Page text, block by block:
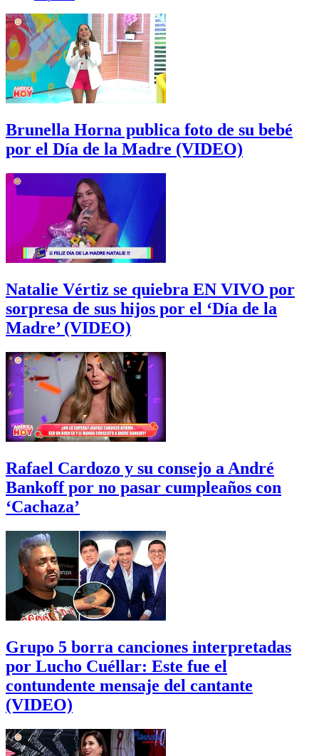
Brunella Horna publica foto de su bebé
por el Día de la Madre (VIDEO)
Natalie Vértiz se quiebra EN VIVO por
sorpresa de sus hijos por el ‘Día de la
Madre’ (VIDEO)
Rafael Cardozo y su consejo a André
Bankoff por no pasar cumpleaños con
‘Cachaza’
Grupo 5 borra canciones interpretadas
por Lucho Cuéllar: Este fue el
contundente mensaje del cantante
(VIDEO)